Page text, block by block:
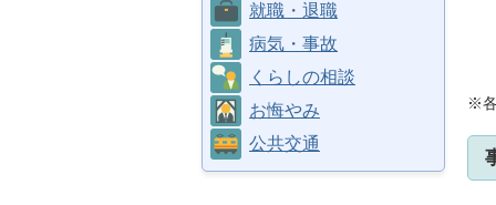
就職・退職
病気・事故
くらしの相談
お悔やみ
公共交通
※